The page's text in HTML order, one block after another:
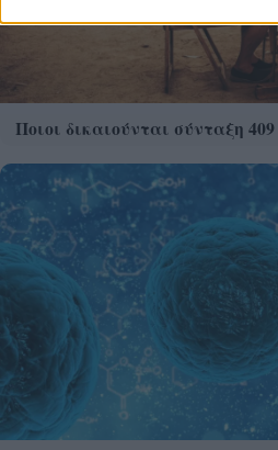
Ποιοι δικαιούνται σύνταξη